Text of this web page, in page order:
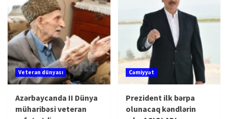
Veteran dünyası
Azərbaycanda II Dünya
müharibəsi veteran
Cəmiyyət
Prezident ilk bərpa
olunacaq kəndlərin